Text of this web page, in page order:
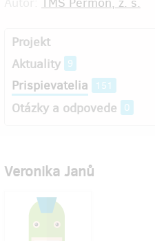
Projekt
Aktuality 9
Prispievatelia 151
Otázky a odpovede 0
Veronika Janů